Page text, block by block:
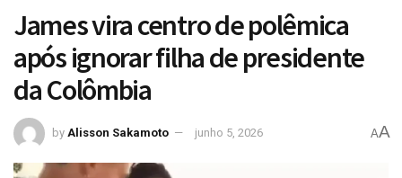
James vira centro de polêmica
após ignorar filha de presidente
da Colômbia
by Alisson Sakamoto junho 5, 2026 AA